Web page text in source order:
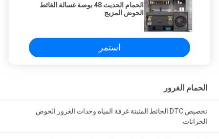
الحمام الحديث 48 بوصة غسالة الغائط
الحوض المزيج
استمر
الحمام الغرور
تخصيص DTC الحائط المثبتة غرفة المياه وحدات الغرور الحوض
الخزانات